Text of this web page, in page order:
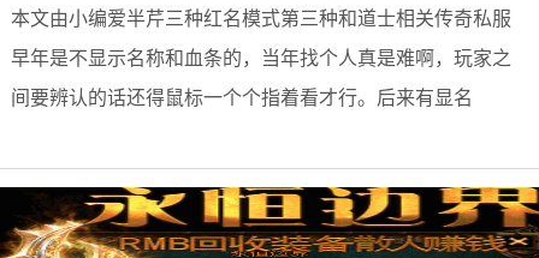
本文由小编爱半芹三种红名模式第三种和道士相关传奇私服
早年是不显示名称和血条的，当年找个人真是难啊，玩家之
间要辨认的话还得鼠标一个个指着看才行。后来有显名